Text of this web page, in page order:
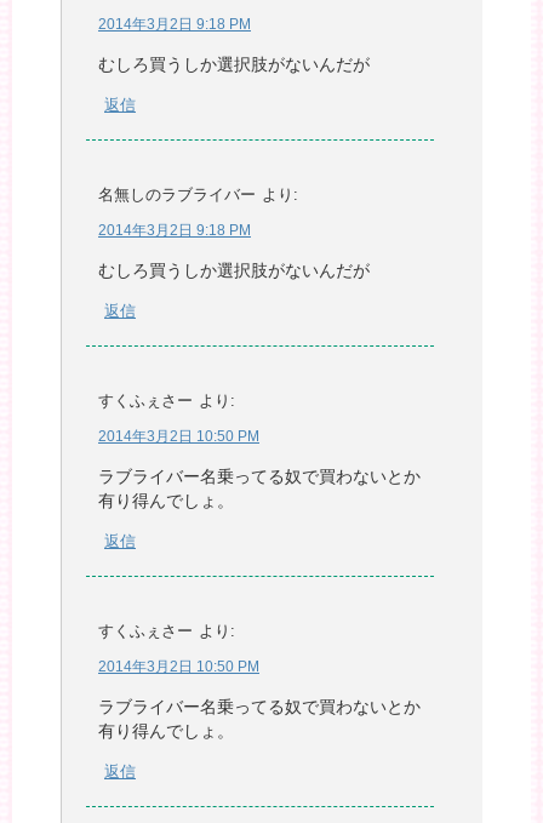
2014年3月2日 9:18 PM
むしろ買うしか選択肢がないんだが
返信
名無しのラブライバー より:
2014年3月2日 9:18 PM
むしろ買うしか選択肢がないんだが
返信
すくふぇさー より:
2014年3月2日 10:50 PM
ラブライバー名乗ってる奴で買わないとか
有り得んでしょ。
返信
すくふぇさー より:
2014年3月2日 10:50 PM
ラブライバー名乗ってる奴で買わないとか
有り得んでしょ。
返信